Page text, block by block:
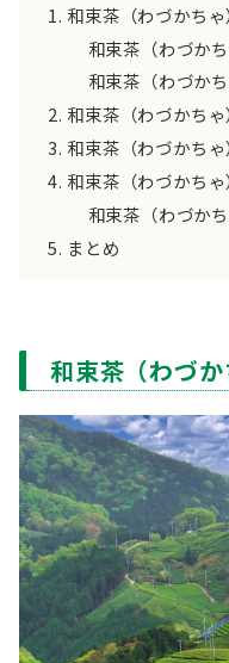
和束茶（わづかちゃ
和束茶（わづか
和束茶（わづか
和束茶（わづかち
和束茶（わづかち
和束茶（わづかち
和束茶（わづか
まとめ
和束茶（わづ